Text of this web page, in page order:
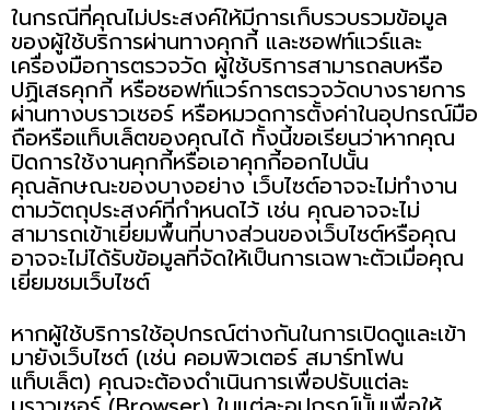
ในกรณีที่คุณไม่ประสงค์ให้มีการเก็บรวบรวมข้อมูล
ของผู้ใช้บริการผ่านทางคุกกี้ และซอฟท์แวร์และ
เครื่องมือการตรวจวัด ผู้ใช้บริการสามารถลบหรือ
ปฏิเสธคุกกี้ หรือซอฟท์แวร์การตรวจวัดบางรายการ
ผ่านทางบราวเซอร์ หรือหมวดการตั้งค่าในอุปกรณ์มือ
ถือหรือแท็บเล็ตของคุณได้ ทั้งนี้ขอเรียนว่าหากคุณ
ปิดการใช้งานคุกกี้หรือเอาคุกกี้ออกไปนั้น
คุณลักษณะของบางอย่าง เว็บไซต์อาจจะไม่ทำงาน
ตามวัตถุประสงค์ที่กำหนดไว้ เช่น คุณอาจจะไม่
สามารถเข้าเยี่ยมพื้นที่บางส่วนของเว็บไซต์หรือคุณ
อาจจะไม่ได้รับข้อมูลที่จัดให้เป็นการเฉพาะตัวเมื่อคุณ
เยี่ยมชมเว็บไซต์
หากผู้ใช้บริการใช้อุปกรณ์ต่างกันในการเปิดดูและเข้า
มายังเว็บไซต์ (เช่น คอมพิวเตอร์ สมาร์ทโฟน
แท็บเล็ต) คุณจะต้องดำเนินการเพื่อปรับแต่ละ